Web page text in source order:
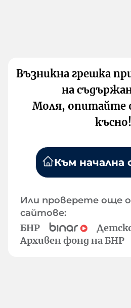
Възникна грешка
на
Моля, опитайте
късно!
Към начална
Или проверете още
сайтове:
БНР
Архивен фонд на БНР